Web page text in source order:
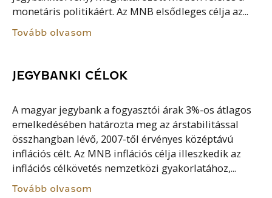
monetáris politikáért. Az MNB elsődleges célja az...
Tovább olvasom
JEGYBANKI CÉLOK
A magyar jegybank a fogyasztói árak 3%-os átlagos
emelkedésében határozta meg az árstabilitással
összhangban lévő, 2007-től érvényes középtávú
inflációs célt. Az MNB inflációs célja illeszkedik az
inflációs célkövetés nemzetközi gyakorlatához,...
Tovább olvasom